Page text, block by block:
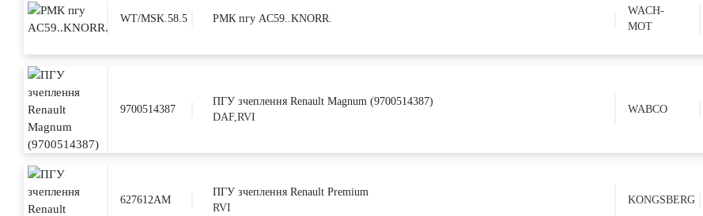
WT/MSK.58.5 РМК пгу AC59..KNORR.
WACH-
MOT
9700514387
ПГУ зчеплення Renault Magnum (9700514387)
DAF,RVI
WABCO
627612AM
ПГУ зчеплення Renault Premium
RVI
KONGSBERG